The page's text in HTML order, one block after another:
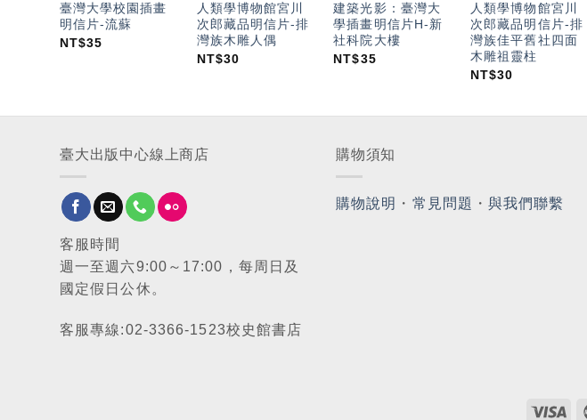
臺灣大學校園插畫
明信片-流蘇
NT$35
人類學博物館宮川
次郎藏品明信片-排
灣族木雕人偶
NT$30
建築光影：臺灣大
學插畫明信片H-新
社科院大樓
NT$35
人類學博物館宮川
次郎藏品明信片-排
灣族佳平舊社四面
木雕祖靈柱
NT$30
臺大出版中心線上商店
客服時間
週一至週六9:00～17:00，每周日及
國定假日公休。
客服專線:02-3366-1523校史館書店
購物須知
購物說明 ・ 常見問題 ・與我們聯繫